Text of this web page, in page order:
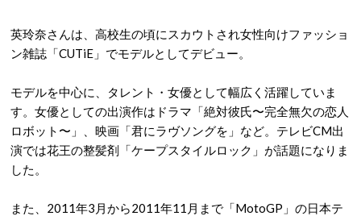
英玲奈さんは、高校生の頃にスカウトされ女性向けファッショ
ン雑誌「CUTiE」でモデルとしてデビュー。
モデルを中心に、タレント・女優として幅広く活躍していま
す。女優としての出演作はドラマ「絶対彼氏〜完全無欠の恋人
ロボット〜」、映画「君にラヴソングを」など。テレビCM出
演では花王の整髪剤「ケープスタイルロック」が話題になりま
した。
また、2011年3月から2011年11月まで「MotoGP」の日本テ